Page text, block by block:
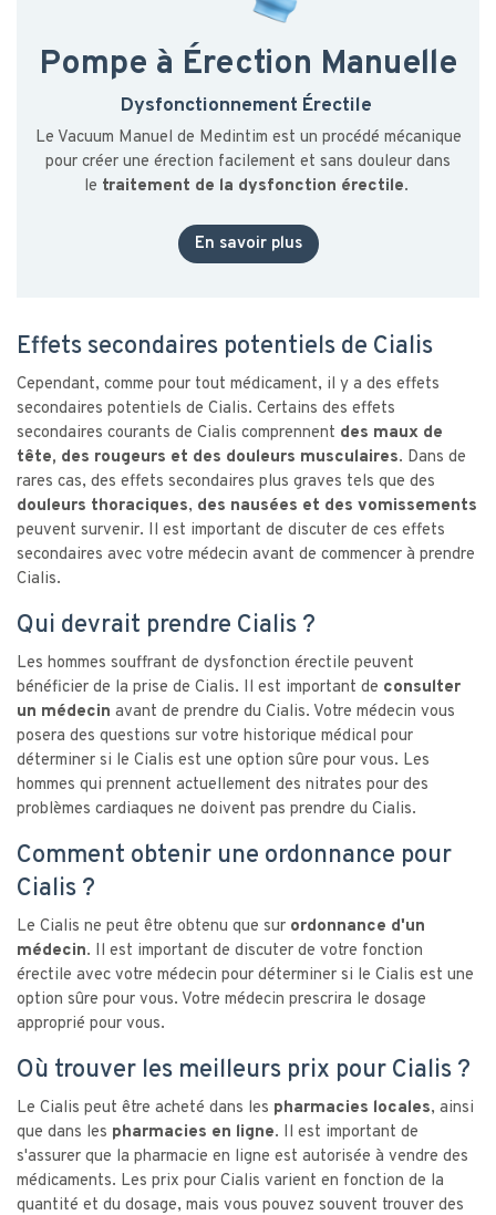
Pompe à Érection Manuelle
Dysfonctionnement Érectile
Le Vacuum Manuel de Medintim est un procédé mécanique
pour créer une érection facilement et sans douleur dans
le traitement de la dysfonction érectile.
En savoir plus
Effets secondaires potentiels de Cialis
Cependant, comme pour tout médicament, il y a des effets
secondaires potentiels de Cialis. Certains des effets
secondaires courants de Cialis comprennent des maux de
tête, des rougeurs et des douleurs musculaires. Dans de
rares cas, des effets secondaires plus graves tels que des
douleurs thoraciques, des nausées et des vomissements
peuvent survenir. Il est important de discuter de ces effets
secondaires avec votre médecin avant de commencer à prendre
Cialis.
Qui devrait prendre Cialis ?
Les hommes souffrant de dysfonction érectile peuvent
bénéficier de la prise de Cialis. Il est important de consulter
un médecin avant de prendre du Cialis. Votre médecin vous
posera des questions sur votre historique médical pour
déterminer si le Cialis est une option sûre pour vous. Les
hommes qui prennent actuellement des nitrates pour des
problèmes cardiaques ne doivent pas prendre du Cialis.
Comment obtenir une ordonnance pour
Cialis ?
Le Cialis ne peut être obtenu que sur ordonnance d'un
médecin. Il est important de discuter de votre fonction
érectile avec votre médecin pour déterminer si le Cialis est une
option sûre pour vous. Votre médecin prescrira le dosage
approprié pour vous.
Où trouver les meilleurs prix pour Cialis ?
Le Cialis peut être acheté dans les pharmacies locales, ainsi
que dans les pharmacies en ligne. Il est important de
s'assurer que la pharmacie en ligne est autorisée à vendre des
médicaments. Les prix pour Cialis varient en fonction de la
quantité et du dosage, mais vous pouvez souvent trouver des